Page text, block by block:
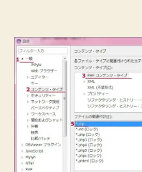
の
.ctp
フ
ァ
イ
ル